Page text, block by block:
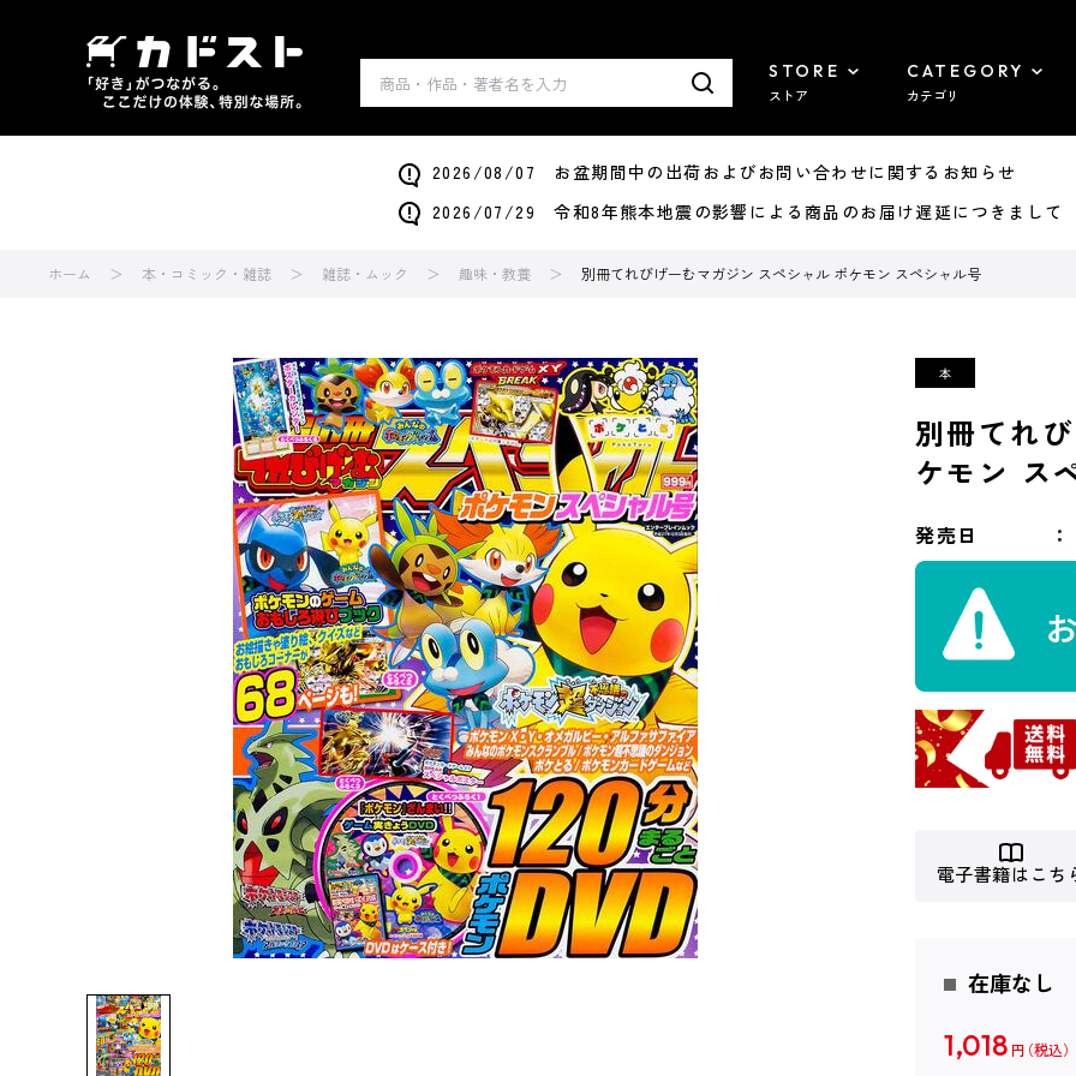
STORE
ストア
CATEGORY
カテゴリ
2026/08/07 お盆期間中の出荷およびお問い合わせに関するお知らせ
2026/07/29 令和8年熊本地震の影響による商品のお届け遅延につきまして
ホーム 本・コミック・雑誌 雑誌・ムック 趣味・教養 別冊てれびげーむマガジン スペシャル ポケモン スペシャル号
別冊てれ
ケモン ス
発売日
電子書籍はこち
在庫なし
1,018 円